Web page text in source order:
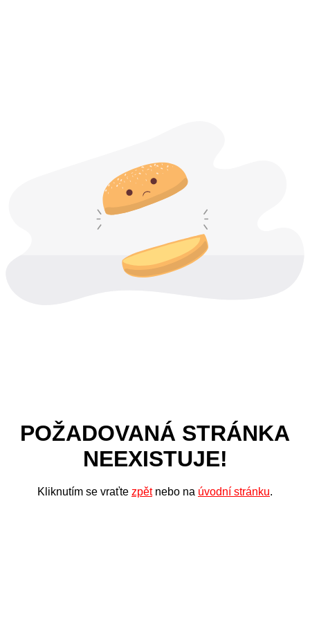
POŽADOVANÁ STRÁNKA
NEEXISTUJE!
Kliknutím se vraťte zpětnebo na úvodní stránku.